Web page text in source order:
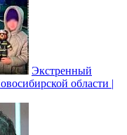
Экстренный
области |